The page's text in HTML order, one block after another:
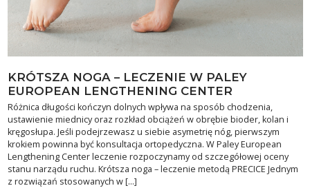
KRÓTSZA NOGA – LECZENIE W PALEY
EUROPEAN LENGTHENING CENTER
Różnica długości kończyn dolnych wpływa na sposób chodzenia,
ustawienie miednicy oraz rozkład obciążeń w obrębie bioder, kolan i
kręgosłupa. Jeśli podejrzewasz u siebie asymetrię nóg, pierwszym
krokiem powinna być konsultacja ortopedyczna. W Paley European
Lengthening Center leczenie rozpoczynamy od szczegółowej oceny
stanu narządu ruchu. Krótsza noga – leczenie metodą PRECICE Jednym
z rozwiązań stosowanych w […]